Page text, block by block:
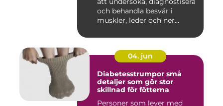
och behandla besvär i
muskler, leder och ner...
04. jun
Diabetesstrumpor små
detaljer som gör stor
skillnad för fötterna
Personer som lever med